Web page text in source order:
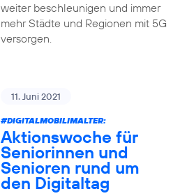
weiter beschleunigen und immer
mehr Städte und Regionen mit 5G
versorgen.
11. Juni 2021
#DIGITALMOBILIMALTER:
Aktionswoche für
Seniorinnen und
Senioren rund um
den Digitaltag